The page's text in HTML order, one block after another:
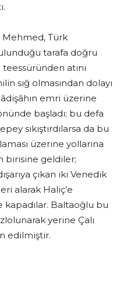
Mehmed, Türk
tarafa doğru
atını
sığ olmasından dolayı
emri üzerine
başladı; bu defa
sıkıştırdılarsa da bu
üzerine yollarına
birisine geldiler;
çıkan iki Venedik
alarak Haliç’e
Baltaoğlu bu
yerine Çalı
edilmiştir.